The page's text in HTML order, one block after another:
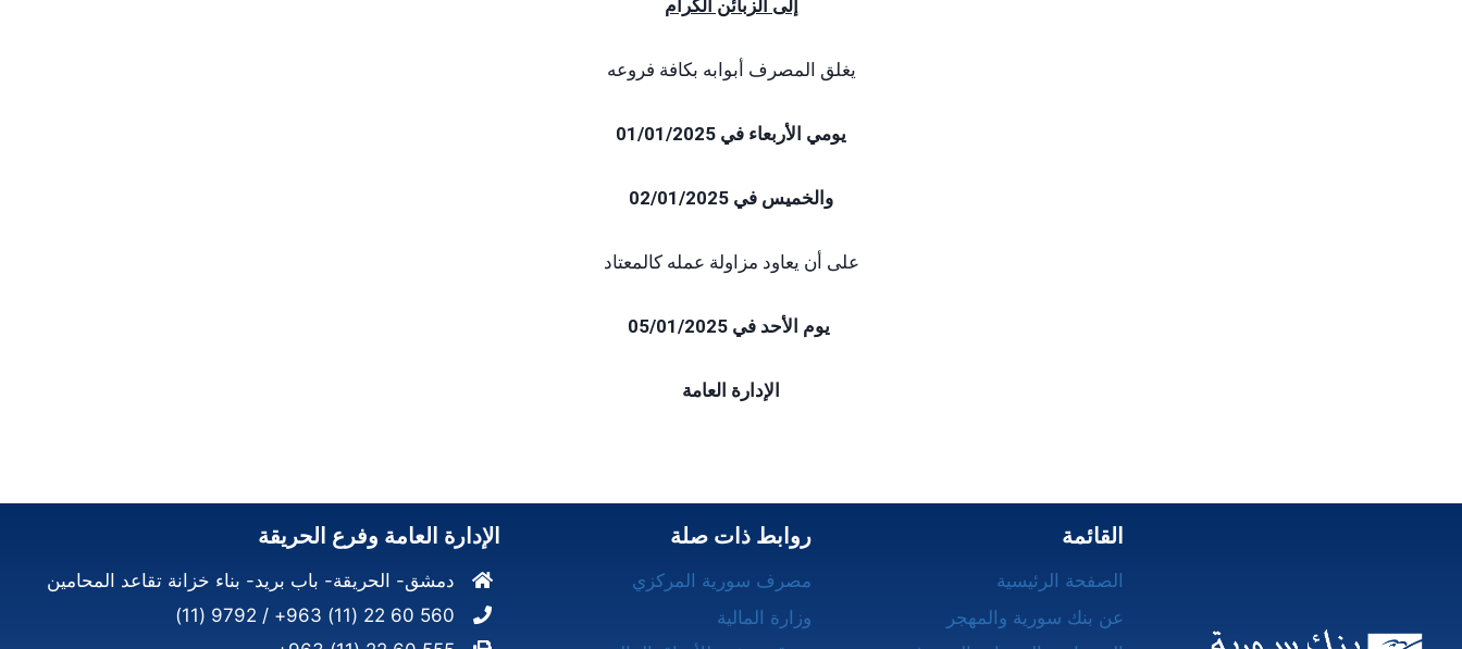
إلى الزبائن الكرام
يغلق المصرف أبوابه بكافة فروعه
يومي الأربعاء في 01/01/2025
والخميس في 02/01/2025
على أن يعاود مزاولة عمله كالمعتاد
يوم الأحد في 05/01/2025
الإدارة العامة
القائمة
الصفحة الرئيسية
عن بنك سورية والمهجر
روابط ذات صلة
مصرف سورية المركزي
وزارة المالية
الإدارة العامة وفرع الحريقة
دمشق- الحريقة- باب بريد- بناء خزانة تقاعد المحامين
560 60 22 (11) 963+ / 9792 (11)